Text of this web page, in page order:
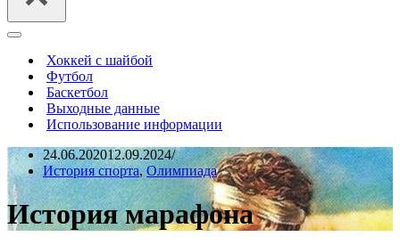
Меню
навигацииХоккей с шайбой
Футбол
Баскетбол
Выходные данные
Использование информации
24.06.202012.09.2024
История спорта,Олимпиада
История марафона